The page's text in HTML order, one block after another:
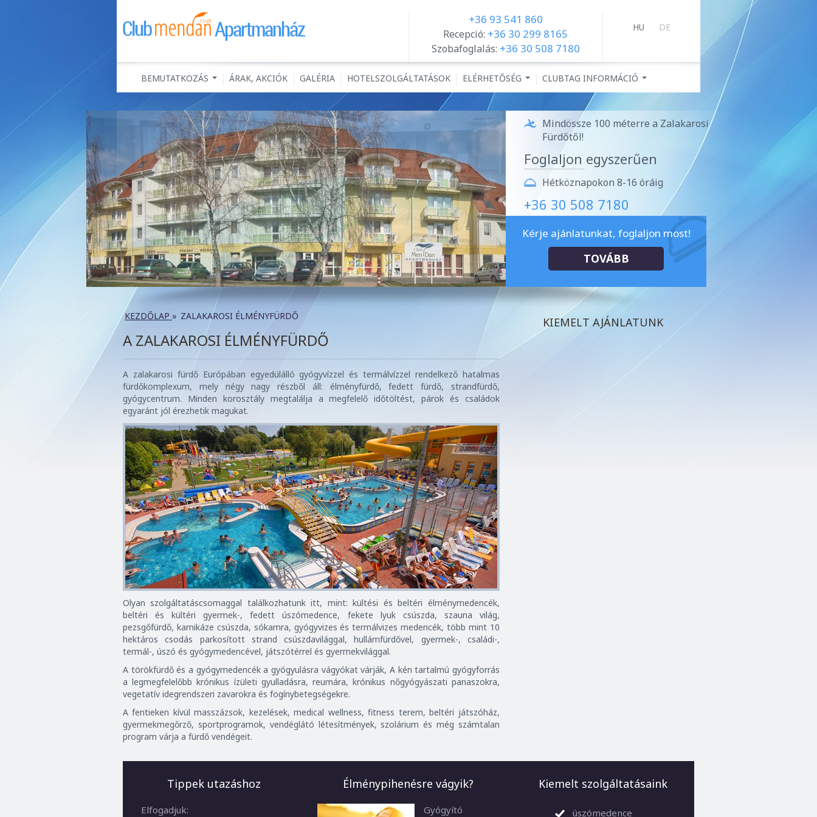
+36 93 541 860
Recepció: +36 30 299 8165
Szobafoglalás: +36 30 508 7180
HU DE
BEMUTATKOZÁS ÁRAK, AKCIÓK GALÉRIA HOTELSZOLGÁLTATÁSOK ELÉRHETŐSÉG CLUBTAG INFORMÁCIÓ
Mindössze 100 méterre a Zalakarosi
Fürdőtől!
Foglaljon egyszerűen
Hétköznapokon 8-16 óráig
+36 30 508 7180
Kérje ajánlatunkat, foglaljon most!
TOVÁBB
KEZDŐLAP » ZALAKAROSI ÉLMÉNYFÜRDŐ
A ZALAKAROSI ÉLMÉNYFÜRDŐ
A zalakarosi fürdő Európában egyedülálló gyógyvízzel és termálvízzel rendelkező hatalmas
fürdőkomplexum, mely négy nagy részből áll: élményfürdő, fedett fürdő, strandfürdő,
gyógycentrum. Minden korosztály megtalálja a megfelelő időtöltést, párok és családok
egyaránt jól érezhetik magukat.
Olyan szolgáltatáscsomaggal találkozhatunk itt, mint: kültési és beltéri élménymedencék,
beltéri és kültéri gyermek-, fedett úszómedence, fekete lyuk csúszda, szauna világ,
pezsgőfürdő, kamikáze csúszda, sókamra, gyógyvizes és termálvizes medencék, több mint 10
hektáros csodás parkosított strand csúszdavilággal, hullámfürdővel, gyermek-, családi-,
termál-, úszó és gyógymedencével, játszótérrel és gyermekvilággal.
A törökfürdő és a gyógymedencék a gyógyulásra vágyókat várják, A kén tartalmú gyógyforrás
a legmegfelelőbb krónikus ízületi gyulladásra, reumára, krónikus nőgyógyászati panaszokra,
vegetatív idegrendszeri zavarokra és fogínybetegségekre.
A fentieken kívül masszázsok, kezelések, medical wellness, fitness terem, beltéri játszóház,
gyermekmegőrző, sportprogramok, vendéglátó létesítmények, szolárium és még számtalan
program várja a fürdő vendégeit.
KIEMELT AJÁNLATUNK
Tippek utazáshoz
Elfogadjuk:
Kiemelt szolgáltatásaink
úszómedence
Élménypihenésre vágyik?
Gyógyító